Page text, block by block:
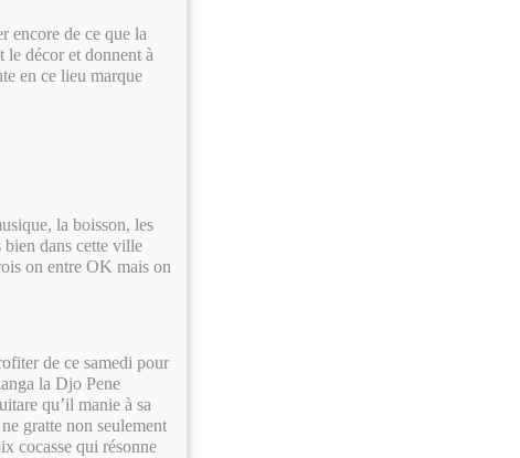
encore de ce que la
le décor et donnent à
en ce lieu marque
la boisson, les
bien dans cette ville
on entre OK mais on
de ce samedi pour
la Djo Pene
qu’il manie à sa
gratte non seulement
cocasse qui résonne